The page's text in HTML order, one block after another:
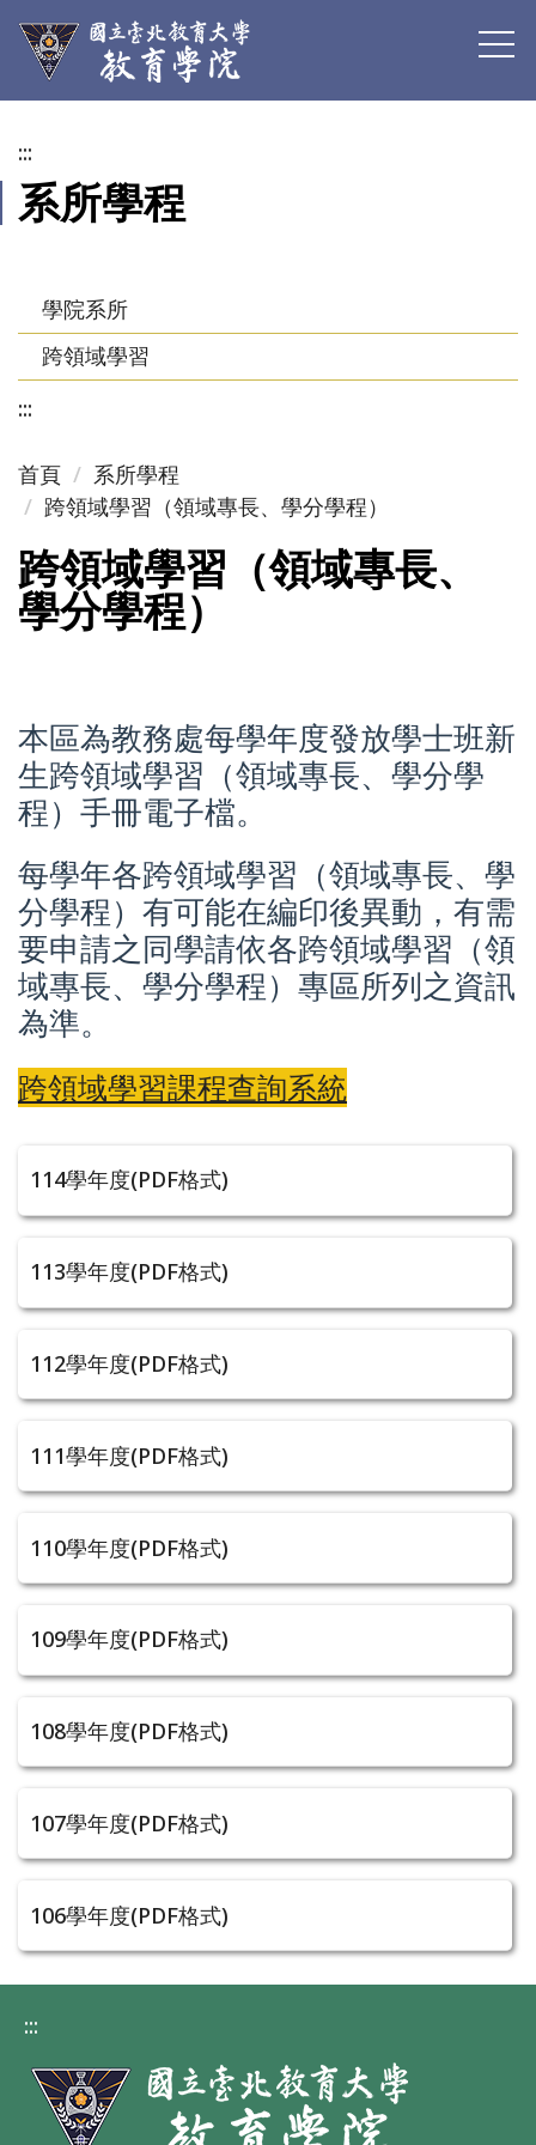
跳
到
內
容
區
:::
系所學程
學院系所
跨領域學習
:::
首頁
系所學程
跨領域學習（領域專長、學分學程）
跨領域學習（領域專長、
學分學程）
本區為教務處每學年度發放學士班新
生跨領域學習（領域專長、學分學
程）手冊電子檔。
每學年各跨領域學習（領域專長、學
分學程）有可能在編印後異動， 有需
要申請之同學請依各跨領域學習（領
域專長、學分學程）專區所列之資訊
為準。
跨領域學習課程查詢系統
114學年度(PDF格式)
113學年度(PDF格式)
112學年度(PDF格式)
111學年度(PDF格式)
110學年度(PDF格式)
109學年度(PDF格式)
108學年度(PDF格式)
107學年度(PDF格式)
106學年度(PDF格式)
:::